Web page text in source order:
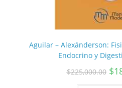
Aguilar – Alexánderson:
Endocrino y
$225,000.00 $